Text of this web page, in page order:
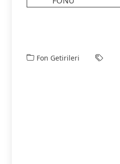
Fon Getirileri